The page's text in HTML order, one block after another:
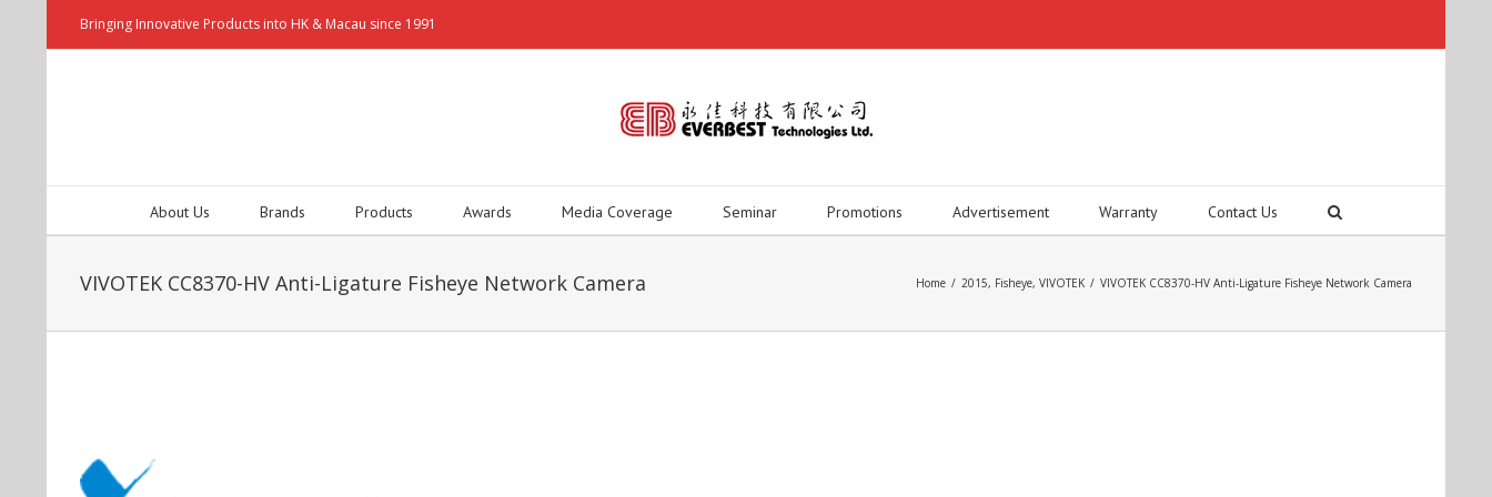
Bringing Innovative Products into HK & Macau since 1991
About Us Brands Products Awards Media Coverage Seminar Promotions Advertisement Warranty Contact Us
VIVOTEK CC8370-HV Anti-Ligature Fisheye Network Camera Home / 2015, Fisheye, VIVOTEK / VIVOTEK CC8370-HV Anti-Ligature Fisheye Network Camera